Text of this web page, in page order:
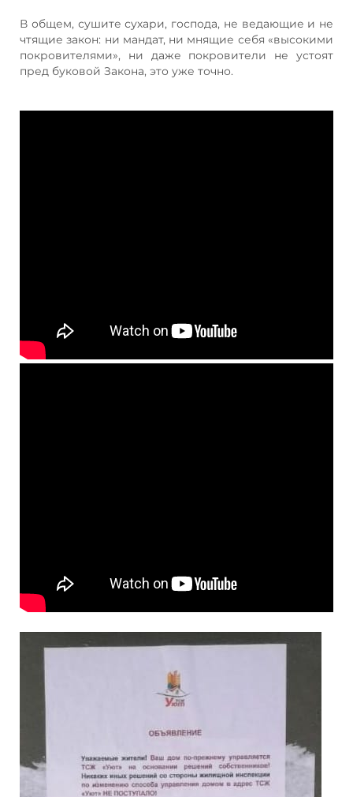
В общем, сушите сухари, господа, не ведающие и не
чтящие закон: ни мандат, ни мнящие себя «высокими
покровителями», ни даже покровители не устоят
пред буковой Закона, это уже точно.